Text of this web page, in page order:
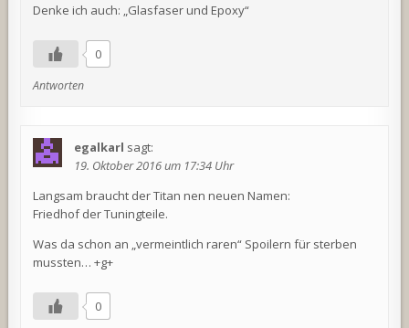
Denke ich auch: „Glasfaser und Epoxy“
0
Antworten
egalkarl sagt:
19. Oktober 2016 um 17:34 Uhr
Langsam braucht der Titan nen neuen Namen:
Friedhof der Tuningteile.
Was da schon an „vermeintlich raren“ Spoilern für sterben
mussten… +g+
0